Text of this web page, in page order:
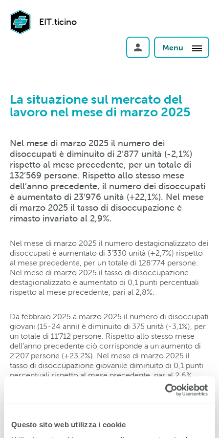
Questo sito web utilizza i cookie
EIT.ticino
Menu
La situazione sul mercato del
lavoro nel mese di marzo 2025
Nel mese di marzo 2025 il numero dei
disoccupati è diminuito di 2’877 unità (-2,1%)
rispetto al mese precedente, per un totale di
132’569 persone. Rispetto allo stesso mese
dell’anno precedente, il numero dei disoccupati
è aumentato di 23’976 unità (+22,1%). Nel mese
di marzo 2025 il tasso di disoccupazione è
rimasto invariato al 2,9%.
Nel mese di marzo 2025 il numero destagionalizzato dei
disoccupati è aumentato di 3’330 unità (+2,7%) rispetto
al mese precedente, per un totale di 128’774 persone.
Nel mese di marzo 2025 il tasso di disoccupazione
destagionalizzato è aumentato di 0,1 punti percentuali
rispetto al mese precedente, pari al 2,8%.
Da febbraio 2025 a marzo 2025 il numero di disoccupati
giovani (15-24 anni) è diminuito di 375 unità (-3,1%), per
un totale di 11’712 persone. Rispetto allo stesso mese
dell’anno precedente ciò corrisponde a un aumento di
2’207 persone (+23,2%). Nel mese di marzo 2025 il
tasso di disoccupazione giovanile diminuito di 0,1 punti
percentuali rispetto al mese precedente, par al 2,6%.
Rispetto allo stesso mese dell’anno precedente ciò